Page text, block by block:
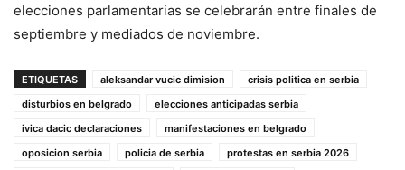
elecciones parlamentarias se celebrarán entre finales de
septiembre y mediados de noviembre.
ETIQUETAS aleksandar vucic dimision
crisis politica en serbia
disturbios en belgrado
elecciones anticipadas serbia
ivica dacic declaraciones
manifestaciones en belgrado
oposicion serbia
policia de serbia
protestas en serbia 2026